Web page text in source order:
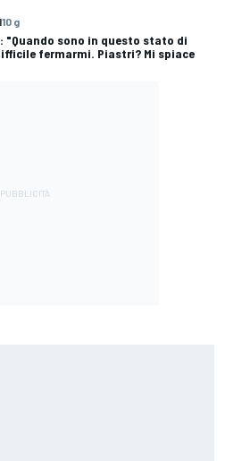
10 g
"Quando sono in questo stato di
fermarmi. Piastri? Mi spiace